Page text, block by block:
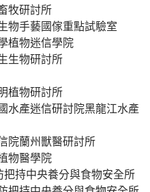
牧研討所
手藝國傢重點試驗室
植物迷信學院
生物研討所
植物研討所
水產迷信研討院黑龍江水產
蘭州獸醫研討所
物醫學院
持中央養分與食物安全所